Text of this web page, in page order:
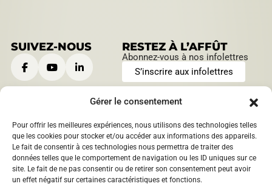
Gérer le consentement
Pour offrir les meilleures expériences, nous utilisons des technologies telles
que les cookies pour stocker et/ou accéder aux informations des appareils.
Le fait de consentir à ces technologies nous permettra de traiter des
données telles que le comportement de navigation ou les ID uniques sur ce
site. Le fait de ne pas consentir ou de retirer son consentement peut avoir
un effet négatif sur certaines caractéristiques et fonctions.
SUIVEZ-NOUS RESTEZ À L’AFFÛT
Abonnez-vous à nos infolettres
S’inscrire aux infolettres
CONTACTEZ-NOUS
901, boulevard Saint-Joseph
Roberval, Québec,Canada
1209 boulevard Sacré-Coeur
Saint-Félicien, Québec,
HEURES D’OUVERTURE
Lundi au jeudi:
9 h à 12 h | 13 h à 16 h
Vendredi:
9 h à 12 h